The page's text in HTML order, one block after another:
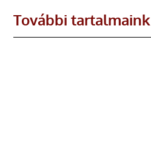
További tartalmaink